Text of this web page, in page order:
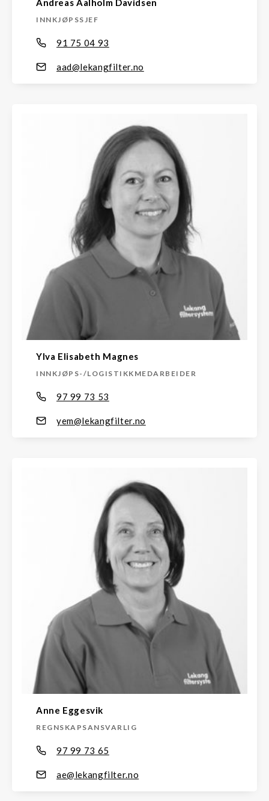
Andreas Aalholm Davidsen
INNKJØPSSJEF
91 75 04 93
aad@lekangfilter.no
Ylva Elisabeth Magnes
INNKJØPS-/LOGISTIKKMEDARBEIDER
97 99 73 53
yem@lekangfilter.no
Anne Eggesvik
REGNSKAPSANSVARLIG
97 99 73 65
ae@lekangfilter.no